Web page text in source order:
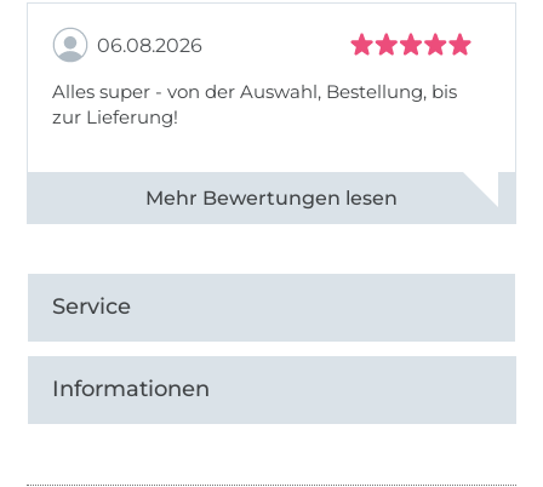
06.08.2026
Alles super - von der Auswahl, Bestellung, bis
zur Lieferung!
Alle 82968 Bewertungen ansehen
Service
Informationen